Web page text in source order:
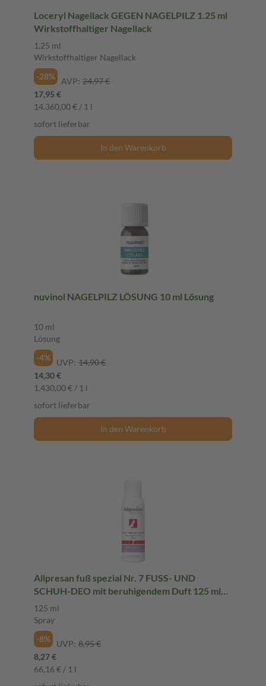
Loceryl Nagellack GEGEN NAGELPILZ 1.25 ml
Wirkstoffhaltiger Nagellack
1.25 ml
Wirkstoffhaltiger Nagellack
-28%
AVP: 24,97 €
17,95 €
14.360,00 € / 1 l
sofort lieferbar
In den Warenkorb
nuvinol NAGELPILZ LÖSUNG 10 ml Lösung
10 ml
Lösung
-4%
UVP: 14,90 €
14,30 €
1.430,00 € / 1 l
sofort lieferbar
In den Warenkorb
Allpresan fuß spezial Nr. 7 FUSS- UND
SCHUH-DEO mit beruhigendem Duft 125 ml
Spray
125 ml
Spray
-8%
UVP: 8,95 €
8,27 €
66,16 € / 1 l